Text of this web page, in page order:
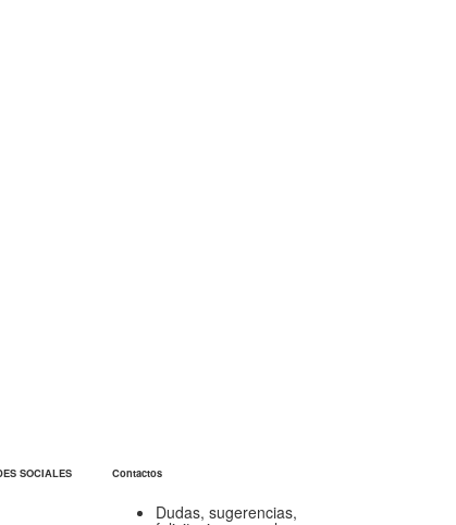
SOCIALES
Contactos
Dudas, sugerencias,